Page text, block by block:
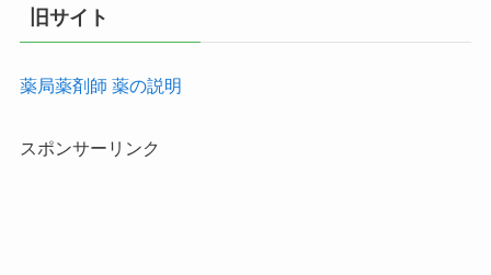
旧サイト
薬局薬剤師 薬の説明
スポンサーリンク